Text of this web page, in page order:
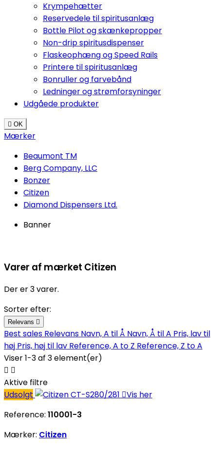
Krympehætter
Reservedele til spiritusanlæg
Bottle Pilot og skænkepropper
Non-drip spiritusdispenser
Flaskeophæng og Speed Rails
Printere til spiritusanlæg
Bonruller og farvebånd
Ledninger og strømforsyninger
Udgåede produkter
 OK
Mærker
Beaumont TM
Berg Company, LLC
Bonzer
Citizen
Diamond Dispensers Ltd.
Banner
Varer af mærket Citizen
Der er 3 varer.
Sorter efter:
Relevans 
Best sales Relevans Navn, A til Å Navn, Å til A Pris, lav til
høj Pris, høj til lav Reference, A to Z Reference, Z to A
Viser 1-3 af 3 element(er)
 
Aktive filtre
Udsolgt
Vis her
Reference: 110001-3
Mærker: Citizen